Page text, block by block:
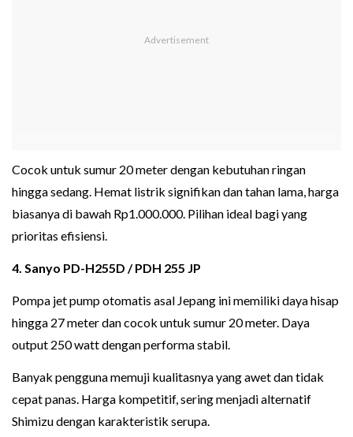
Cocok untuk sumur 20 meter dengan kebutuhan ringan
hingga sedang. Hemat listrik signifikan dan tahan lama, harga
biasanya di bawah Rp1.000.000. Pilihan ideal bagi yang
prioritas efisiensi.
4. Sanyo PD-H255D / PDH 255 JP
Pompa jet pump otomatis asal Jepang ini memiliki daya hisap
hingga 27 meter dan cocok untuk sumur 20 meter. Daya
output 250 watt dengan performa stabil.
Banyak pengguna memuji kualitasnya yang awet dan tidak
cepat panas. Harga kompetitif, sering menjadi alternatif
Shimizu dengan karakteristik serupa.